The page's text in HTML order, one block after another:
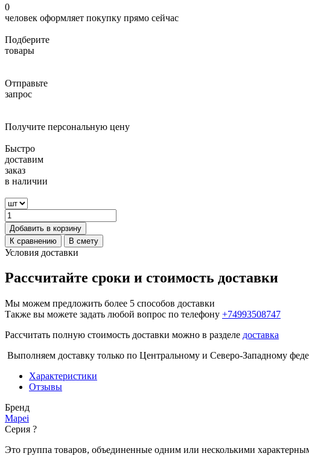
0
человек оформляет покупку прямо сейчас
Подберите
товары
Отправьте
запрос
Получите персональную цену
Быстро
доставим
заказ
в наличии
Добавить в корзину
К сравнению
В смету
Условия доставки
Рассчитайте сроки и стоимость доставки
Мы можем предложить более 5 способов доставки
Также вы можете задать любой вопрос по телефону +74993508747
Рассчитать полную стоимость доставки можно в разделе доставка
Выполняем доставку только по Центральному и Северо-Западному
Характеристики
Отзывы
Бренд
Mapei
Серия ?
Это группа товаров, объединенные одним или несколькими